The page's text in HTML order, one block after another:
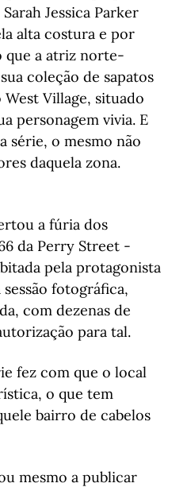
Jessica Parker
alta costura e por
que a atriz norte-
coleção de sapatos
Village, situado
personagem vivia. E
série, o mesmo não
daquela zona.
a fúria dos
da Perry Street -
pela protagonista
fotográfica,
com dezenas de
para tal.
fez com que o local
o que tem
bairro de cabelos
mesmo a publicar